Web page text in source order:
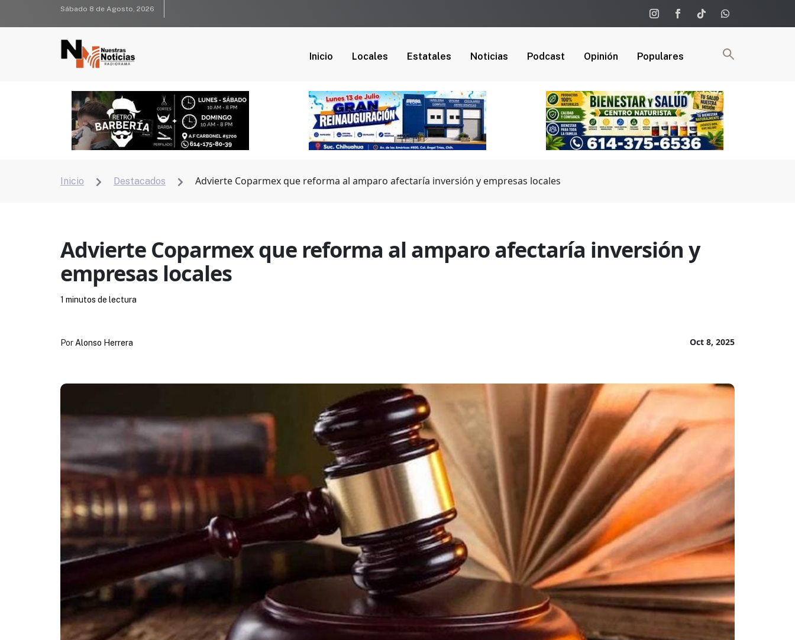
Sábado 8 de Agosto, 2026
Inicio Locales Estatales Noticias Podcast Opinión Populares
Inicio  Destacados  Advierte Coparmex que reforma al amparo afectaría inversión y empresas locales
Advierte Coparmex que reforma al amparo afectaría inversión y
empresas locales
Oct 8, 2025
Por Alonso Herrera
1 minutos de lectura